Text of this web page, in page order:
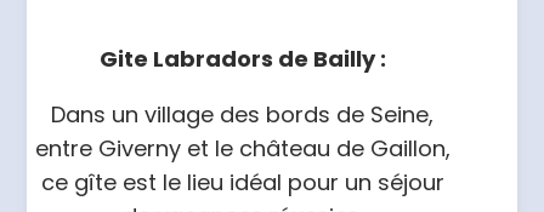
Gite Labradors de Bailly :
Dans un village des bords de Seine,
entre Giverny et le château de Gaillon,
ce gîte est le lieu idéal pour un séjour